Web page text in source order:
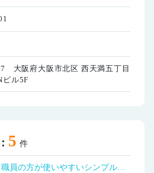
大阪府大阪市北区 西天満五丁目
ビル5F
5 件
市民・職員の方が使いやすいシンプル設計